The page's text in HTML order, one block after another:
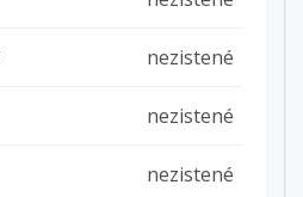
nezistené
nezistené
nezistené